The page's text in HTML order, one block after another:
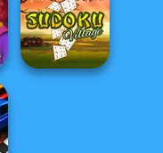
Maze Speedrun